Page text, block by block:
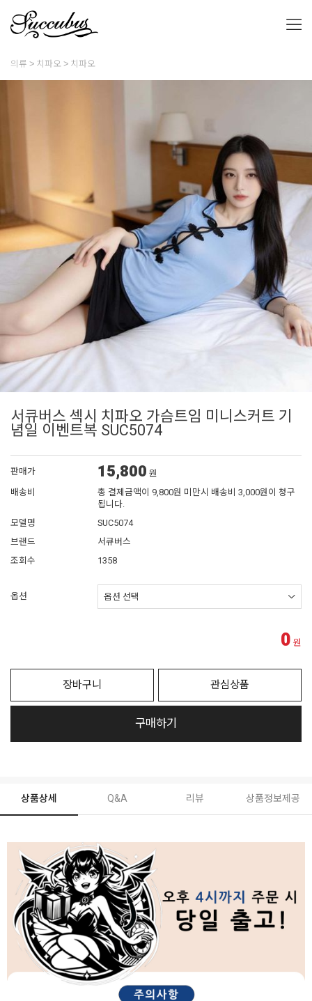
의류 치파오 치파오
서큐버스 섹시 치파오 가슴트임 미니스커트 기
념일 이벤트복 SUC5074
판매가 15,800 원
배송비
총 결제금액이 9,800원 미만시 배송비 3,000원이 청구
됩니다.
모델명
SUC5074
브랜드
서큐버스
조회수
1358
옵션
0 원
장바구니 관심상품
구매하기
상품상세 Q&A 리뷰 상품정보제공